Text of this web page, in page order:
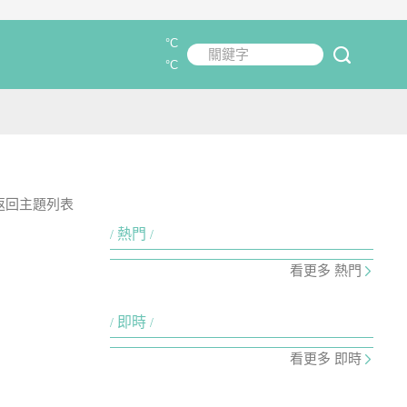
關鍵字
°C
°C
回主題列表
熱門
看更多 熱門
即時
看更多 即時